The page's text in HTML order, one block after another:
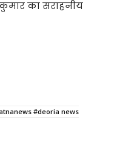
का सराहनीय
#deoria news